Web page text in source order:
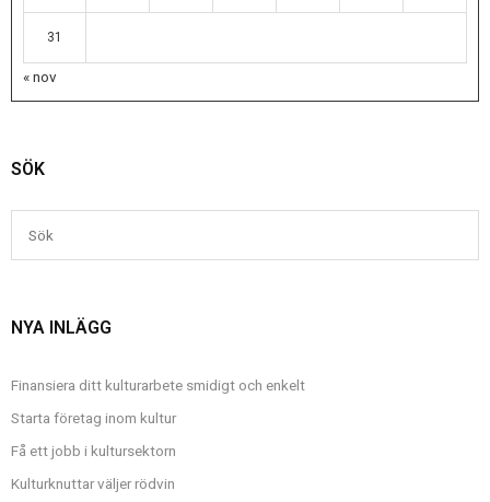
31
« nov
SÖK
NYA INLÄGG
Finansiera ditt kulturarbete smidigt och enkelt
Starta företag inom kultur
Få ett jobb i kultursektorn
Kulturknuttar väljer rödvin